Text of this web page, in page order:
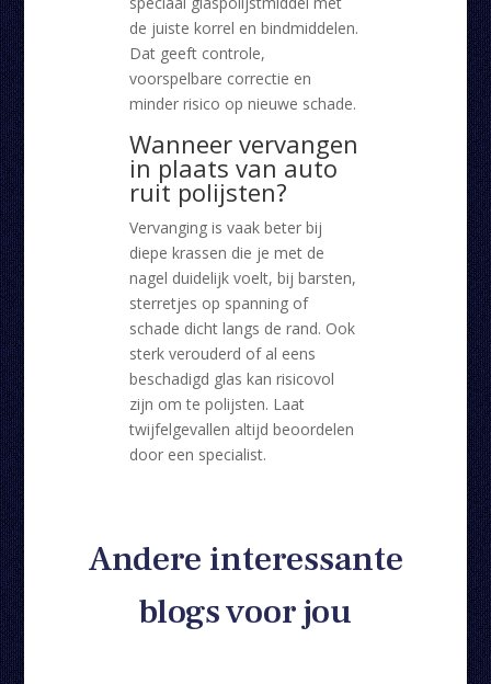
de juiste korrel en bindmiddelen.
Dat geeft controle,
voorspelbare correctie en
minder risico op nieuwe schade.
Wanneer vervangen
in plaats van auto
ruit polijsten?
Vervanging is vaak beter bij
diepe krassen die je met de
nagel duidelijk voelt, bij barsten,
sterretjes op spanning of
schade dicht langs de rand. Ook
sterk verouderd of al eens
beschadigd glas kan risicovol
zijn om te polijsten. Laat
twijfelgevallen altijd beoordelen
door een specialist.
Andere interessante
blogs voor jou